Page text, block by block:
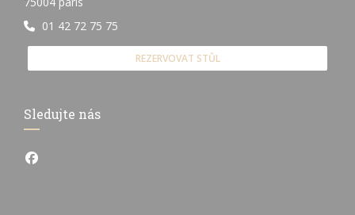
01 42 72 75 75
REZERVOVAT STŮL
Sledujte nás
Facebook ((otevře se v novém okně))